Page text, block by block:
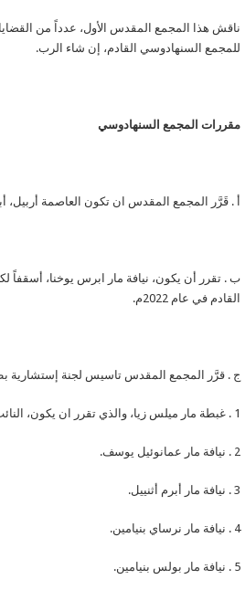
ناقش هذا المجمع المقدس الأول، عدداً من القضايا
للمجمع السنهادوسي القادم، إن شاء الرب.
مقررات المجمع السنهادوسي
أ . قَرَّر المجمع المقدس ان تكون العاصمة أربيل،
ب . تقرر أن يكون، نيافة مار ابرس يوخنا، أسقفاً
القادم في عام 2022م.
ج . قرَّر المجمع المقدس تاسيس لجنة إستشارية
1 . غبطة مار ميلس زيا، والذي تقرر ان يكون، النائب البطريركي العام، ورئيس اللجنة.
2 . نيافة مار عمانوئيل يوسف.
3 . نيافة مار أبرم أثنييل.
4 . نيافة مار نرساي بنيامين.
5 . نيافة مار بولس بنيامين.